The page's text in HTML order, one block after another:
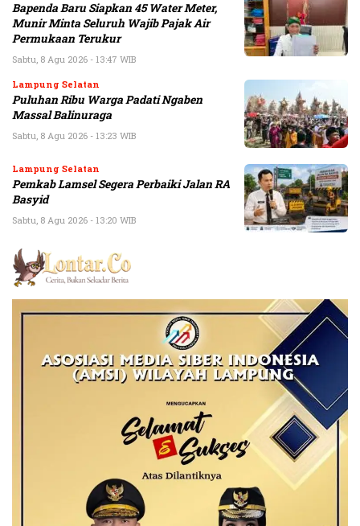
Bapenda Baru Siapkan 45 Water Meter,
Munir Minta Seluruh Wajib Pajak Air
Permukaan Terukur
Sabtu, 8 Agu 2026 - 13:47 WIB
Lampung Selatan
Puluhan Ribu Warga Padati Ngaben
Massal Balinuraga
Sabtu, 8 Agu 2026 - 13:23 WIB
Lampung Selatan
Pemkab Lamsel Segera Perbaiki Jalan RA
Basyid
Sabtu, 8 Agu 2026 - 13:20 WIB